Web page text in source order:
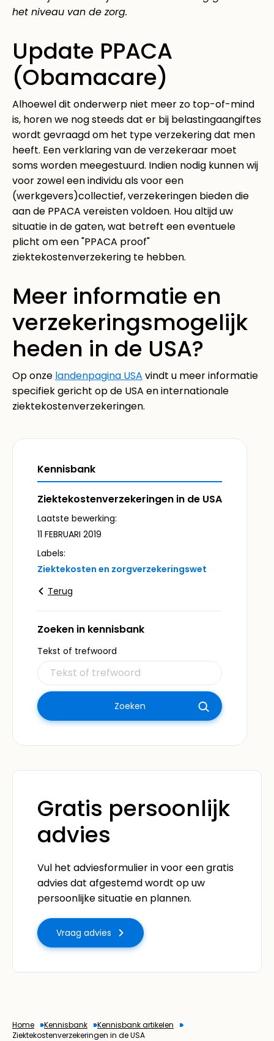
het niveau van de zorg.
Update PPACA
(Obamacare)
Alhoewel dit onderwerp niet meer zo top-of-mind
is, horen we nog steeds dat er bij belastingaangiftes
wordt gevraagd om het type verzekering dat men
heeft. Een verklaring van de verzekeraar moet
soms worden meegestuurd. Indien nodig kunnen wij
voor zowel een individu als voor een
(werkgevers)collectief, verzekeringen bieden die
aan de PPACA vereisten voldoen. Hou altijd uw
situatie in de gaten, wat betreft een eventuele
plicht om een "PPACA proof"
ziektekostenverzekering te hebben.
Meer informatie en
verzekeringsmogelijk
heden in de USA?
Op onze landenpagina USA vindt u meer informatie
specifiek gericht op de USA en internationale
ziektekostenverzekeringen.
Kennisbank
Ziektekostenverzekeringen in de USA
Laatste bewerking:
11 FEBRUARI 2019
Labels:
Ziektekosten en zorgverzekeringswet
Terug
Zoeken in kennisbank
Tekst of trefwoord
Gratis persoonlijk
advies
Vul het adviesformulier in voor een gratis
advies dat afgestemd wordt op uw
persoonlijke situatie en plannen.
Vraag advies
Home Kennisbank
Kennisbank artikelen
Ziektekostenverzekeringen in de USA